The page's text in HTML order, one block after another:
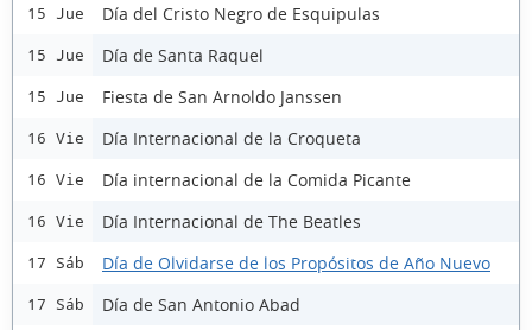
15 Jue Día del Cristo Negro de Esquipulas
15 Jue Día de Santa Raquel
15 Jue Fiesta de San Arnoldo Janssen
16 Vie Día Internacional de la Croqueta
16 Vie Día internacional de la Comida Picante
16 Vie Día Internacional de The Beatles
17 Sáb Día de Olvidarse de los Propósitos de Año Nuevo
17 Sáb Día de San Antonio Abad